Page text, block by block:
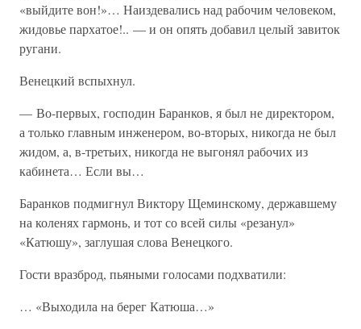
«выйдите вон!»… Наиздевались над рабочим человеком,
жидовье пархатое!.. — и он опять добавил целый завиток
ругани.
Венецкий вспыхнул.
— Во-первых, господин Баранков, я был не директором,
а только главным инженером, во-вторых, никогда не был
жидом, а, в-третьих, никогда не выгонял рабочих из
кабинета… Если вы…
Баранков подмигнул Виктору Щеминскому, державшему
на коленях гармонь, и тот со всей силы «резанул»
«Катюшу», заглушая слова Венецкого.
Гости вразброд, пьяными голосами подхватили:
… «Выходила на берег Катюша…»